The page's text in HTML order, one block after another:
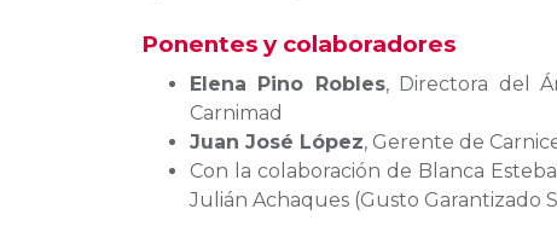
Ponentes y colaboradores
Elena Pino Robles, Directora del
Carnimad
Juan José López, Gerente de
Con la colaboración de Blanca
Julián Achaques (Gusto Garantizado